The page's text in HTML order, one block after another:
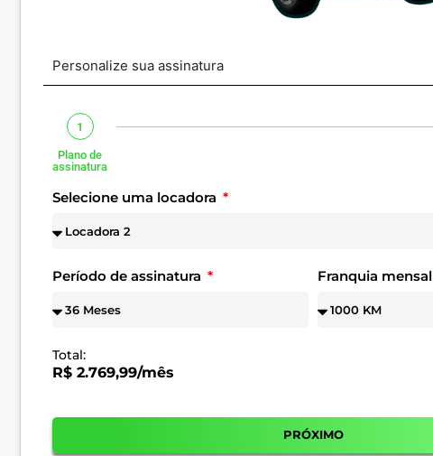
Personalize sua assinatura
1
Plano de
assinatura
Selecione uma locadora
Período de assinatura Franquia mensal
Total:
R$ 2.769,99/mês
PRÓXIMO